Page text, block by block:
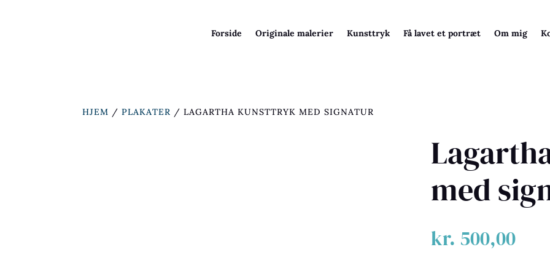
Forside Originale malerier Kunsttryk Få lavet et portræt Om mig
HJEM /PLAKATER / LAGARTHA KUNSTTRYK MED SIGNATUR
med
kr. 500,00